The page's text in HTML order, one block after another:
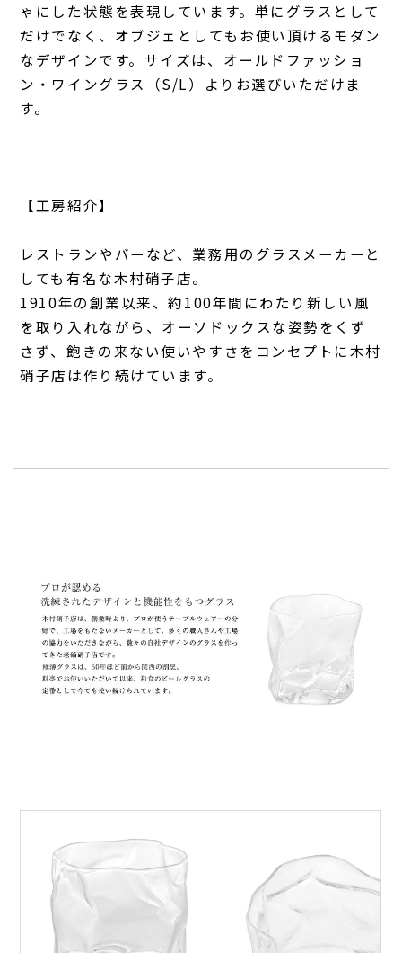
ゃにした状態を表現しています。単にグラスとして
だけでなく、オブジェとしてもお使い頂けるモダン
なデザインです。サイズは、オールドファッショ
ン・ワイングラス（S/L）よりお選びいただけま
す。
【工房紹介】
レストランやバーなど、業務用のグラスメーカーと
しても有名な木村硝子店。
1910年の創業以来、約100年間にわたり新しい風
を取り入れながら、オーソドックスな姿勢をくず
さず、飽きの来ない使いやすさをコンセプトに木村
硝子店は作り続けています。